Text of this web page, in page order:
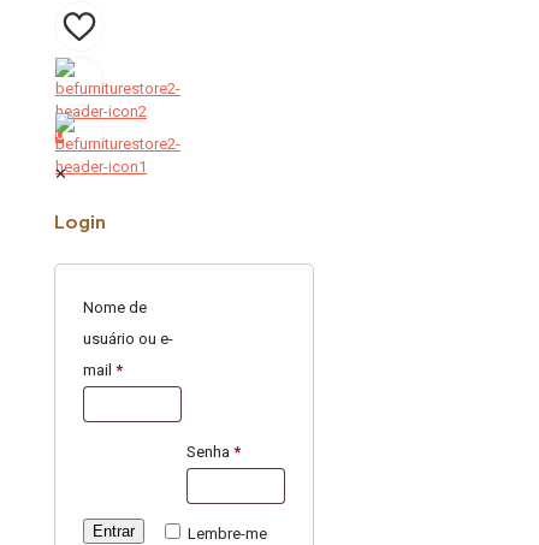
0
0
✕
Login
Nome de
usuário ou e-
mail *
Senha*
Lembre-me
Entrar